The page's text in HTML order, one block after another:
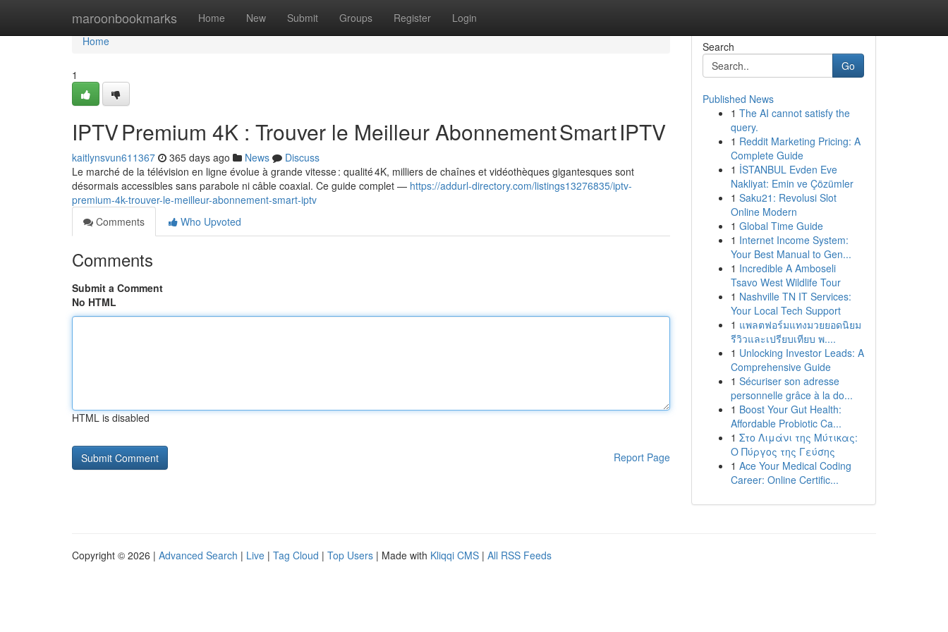
maroonbookmarks Home New Submit Groups Register Login
Home
Home
1
IPTV Premium 4K : Trouver le Meilleur Abonnement Smart IPTV
kaitlynsvun611367 365 days ago News
Discuss
Le marché de la télévision en ligne évolue à grande vitesse : qualité 4K, milliers de chaînes et vidéothèques gigantesques sont
désormais accessibles sans parabole ni câble coaxial. Ce guide complet — https://addurl-directory.com/listings13276835/iptv-
premium-4k-trouver-le-meilleur-abonnement-smart-iptv
Comments
Who Upvoted
Comments
Submit a Comment
No HTML
HTML is disabled
Report Page
Search
Go
Published News
1 The AI cannot satisfy the
query.
1 Reddit Marketing Pricing: A
Complete Guide
1 İSTANBUL Evden Eve
Nakliyat: Emin ve Çözümler
1 Saku21: Revolusi Slot
Online Modern
1 Global Time Guide
1 Internet Income System:
Your Best Manual to Gen...
1 Incredible A Amboseli
Tsavo West Wildlife Tour
1 Nashville TN IT Services:
Your Local Tech Support
1 แพลตฟอร์มแทงมวยยอดนิยม
รีวิวและเปรียบเทียบ พ....
1 Unlocking Investor Leads: A
Comprehensive Guide
1 Sécuriser son adresse
personnelle grâce à la do...
1 Boost Your Gut Health:
Affordable Probiotic Ca...
1 Στο Λιμάνι της Μύτικας:
Ο Πύργος της Γεύσης
1 Ace Your Medical Coding
Career: Online Certific...
Copyright © 2026 | Advanced Search | Live | Tag Cloud | Top Users | Made with Kliqqi CMS | All RSS Feeds